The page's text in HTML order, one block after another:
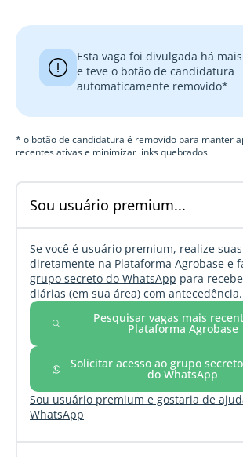
Esta vaga foi divulgada há
e teve o botão de candidatura
automaticamente removido*
* o botão de candidatura é removido para manter
recentes ativas e minimizar links quebrados
Sou usuário premium...
Se você é usuário premium, realize suas
diretamente na Plataforma Agrobase e
grupo secreto do WhatsApp para
diárias (em sua área) com antecedência.
Pesquisar vagas mais
Plataforma Agrobase
Solicitar acesso ao grupo
do WhatsApp
Sou usuário premium e gostaria de
WhatsApp